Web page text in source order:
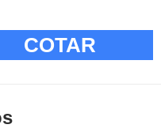
COTAR